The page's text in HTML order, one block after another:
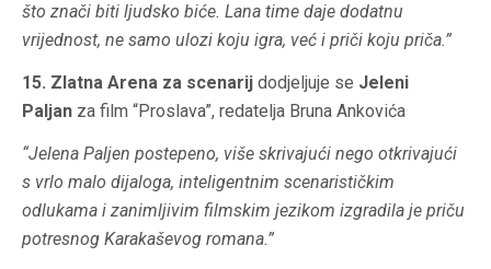
što znači biti ljudsko biće. Lana time daje dodatnu
vrijednost, ne samo ulozi koju igra, već i priči koju priča.”
15. Zlatna Arena za scenarij dodjeljuje se Jeleni
Paljan za film “Proslava”, redatelja Bruna Ankovića
“Jelena Paljen postepeno, više skrivajući nego otkrivajući
s vrlo malo dijaloga, inteligentnim scenarističkim
odlukama i zanimljivim filmskim jezikom izgradila je priču
potresnog Karakaševog romana.”